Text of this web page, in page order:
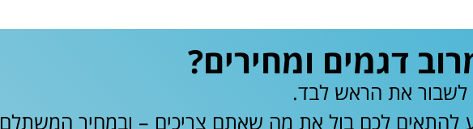
דגמים ומחירים?
לשבור את הראש לבד.
להתאים לכם בול את מה שאתם צריכים – ובמחיר המשתלם